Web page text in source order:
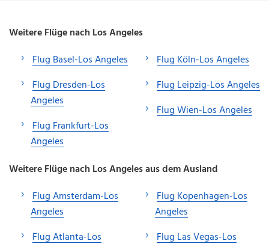
Weitere Flüge nach Los Angeles
Flug Basel-Los Angeles
Flug Dresden-Los
Angeles
Flug Frankfurt-Los
Angeles
Flug Köln-Los Angeles
Flug Leipzig-Los Angeles
Flug Wien-Los Angeles
Weitere Flüge nach Los Angeles aus dem Ausland
Flug Amsterdam-Los
Angeles
Flug Atlanta-Los
Flug Kopenhagen-Los
Angeles
Flug Las Vegas-Los